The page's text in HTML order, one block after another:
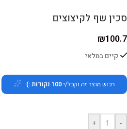
סכין שף לקיצוצים
₪100.7
קיים במלאי
רכוש מוצר זה וקבל/י100 נקודות :)
-
+